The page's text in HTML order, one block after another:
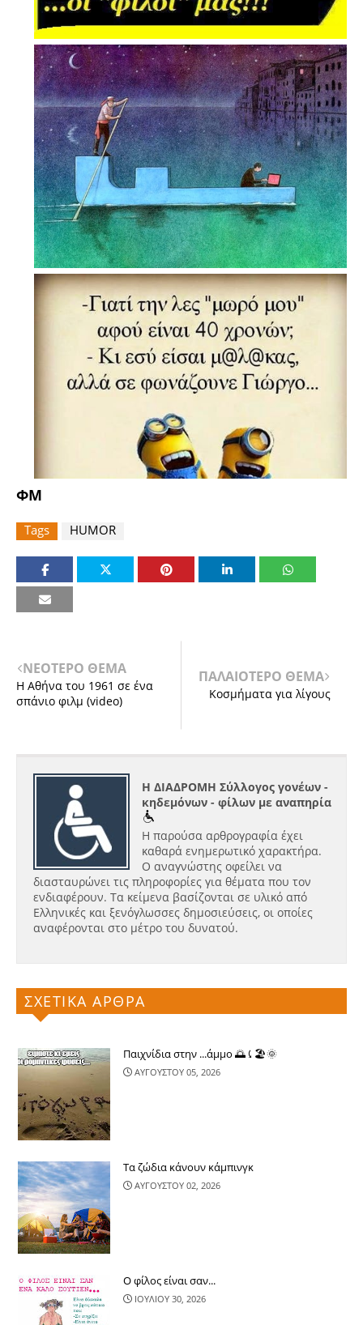
ΦΜ
Tags HUMOR
ΝΕΟΤΕΡΟ ΘΕΜΑ
Η Αθήνα του 1961 σε ένα
σπάνιο φιλμ (video)
ΠΑΛΑΙΟΤΕΡΟ ΘΕΜΑ
Κοσμήματα για λίγους
Η ΔΙΑΔΡΟΜΗ Σύλλογος γονέων -
κηδεμόνων - φίλων με αναπηρία
Η παρούσα αρθρογραφία έχει
καθαρά ενημερωτικό χαρακτήρα.
Ο αναγνώστης οφείλει να
διασταυρώνει τις πληροφορίες για θέματα που τον
ενδιαφέρουν. Τα κείμενα βασίζονται σε υλικό από
Ελληνικές και ξενόγλωσσες δημοσιεύσεις, οι οποίες
αναφέρονται στο μέτρο του δυνατού.
ΣΧΕΤΙΚΑ ΑΡΘΡΑ
Παιχνίδια στην ...άμμο 🌅⤹🏖🌞
ΑΥΓΟΥΣΤΟΥ 05, 2026
Τα ζώδια κάνουν κάμπινγκ
ΑΥΓΟΥΣΤΟΥ 02, 2026
Ο φίλος είναι σαν...
ΙΟΥΛΙΟΥ 30, 2026